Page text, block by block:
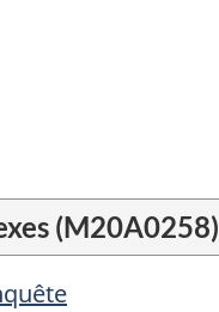
(M20A0258)